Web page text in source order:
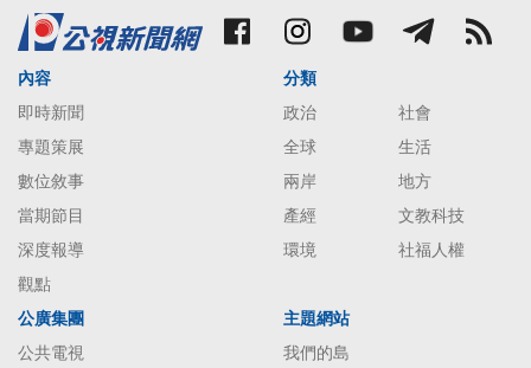
內容
即時新聞
專題策展
數位敘事
當期節目
深度報導
觀點
分類
政治
社會
全球
生活
兩岸
地方
產經
文教科技
環境
社福人權
公廣集團
公共電視
主題網站
我們的島